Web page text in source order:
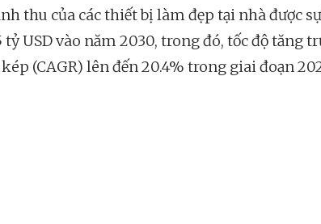
thu của các thiết bị làm đẹp tại nhà được
tỷ USD vào năm 2030, trong đó, tốc độ tăng
(CAGR) lên đến 20.4% trong giai đoạn